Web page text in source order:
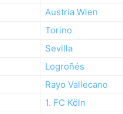
Austria Wien
Torino
Sevilla
Logroñés
Rayo Vallecano
1. FC Köln